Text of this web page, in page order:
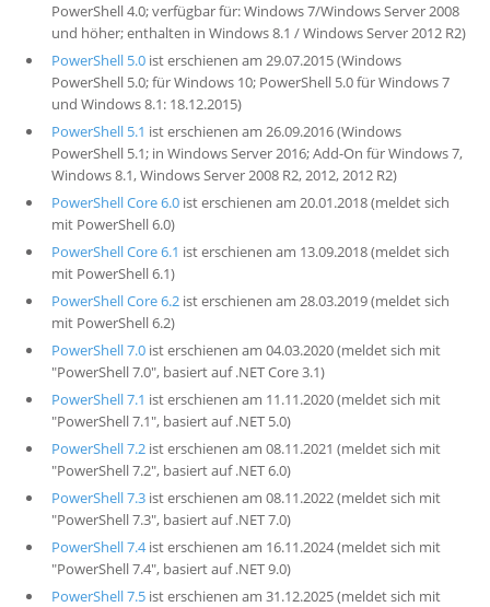
PowerShell 4.0; verfügbar für: Windows 7/Windows Server 2008
und höher; enthalten in Windows 8.1 / Windows Server 2012 R2)
PowerShell 5.0ist erschienen am 29.07.2015 (Windows
PowerShell 5.0; für Windows 10; PowerShell 5.0 für Windows 7
und Windows 8.1: 18.12.2015)
PowerShell 5.1 ist erschienen am 26.09.2016 (Windows
PowerShell 5.1; in Windows Server 2016; Add-On für Windows 7,
Windows 8.1, Windows Server 2008 R2, 2012, 2012 R2)
PowerShell Core 6.0ist erschienen am 20.01.2018 (meldet sich
mit PowerShell 6.0)
PowerShell Core 6.1 ist erschienen am 13.09.2018 (meldet sich
mit PowerShell 6.1)
PowerShell Core 6.2ist erschienen am 28.03.2019 (meldet sich
mit PowerShell 6.2)
PowerShell 7.0ist erschienen am 04.03.2020 (meldet sich mit
"PowerShell 7.0", basiert auf .NET Core 3.1)
PowerShell 7.1 ist erschienen am 11.11.2020 (meldet sich mit
"PowerShell 7.1", basiert auf .NET 5.0)
PowerShell 7.2ist erschienen am 08.11.2021 (meldet sich mit
"PowerShell 7.2", basiert auf .NET 6.0)
PowerShell 7.3ist erschienen am 08.11.2022 (meldet sich mit
"PowerShell 7.3", basiert auf .NET 7.0)
PowerShell 7.4ist erschienen am 16.11.2024 (meldet sich mit
"PowerShell 7.4", basiert auf .NET 9.0)
PowerShell 7.5ist erschienen am 31.12.2025 (meldet sich mit